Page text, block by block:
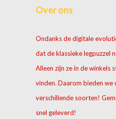
Over ons
Ondanks de digitale
dat de klassieke legpuzzel
Alleen zijn ze in de winkels
vinden. Daarom bieden we
verschillende soorten!
snel geleverd!